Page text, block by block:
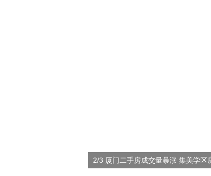
2/3 厦门二手房成交量暴涨 集美学区